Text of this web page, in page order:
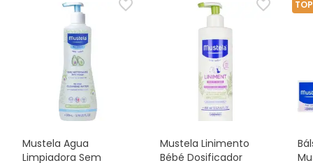
Mustela Agua
Limpiadora Sem
Mustela Linimento
Bébé Dosificador